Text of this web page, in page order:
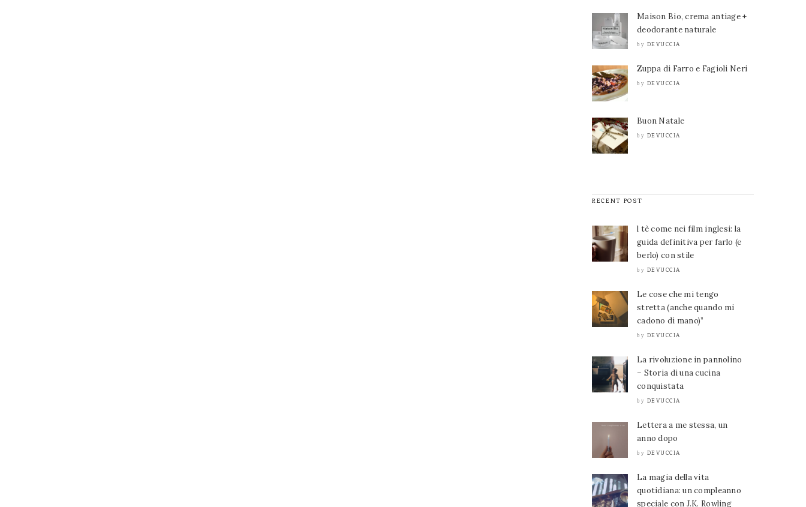
Maison Bio, crema antiage +
deodorante naturale
by DEVUCCIA
Zuppa di Farro e Fagioli Neri
by DEVUCCIA
Buon Natale
by DEVUCCIA
RECENT POST
l tè come nei film inglesi: la
guida definitiva per farlo (e
berlo) con stile
by DEVUCCIA
Le cose che mi tengo
stretta (anche quando mi
cadono di mano)”
by DEVUCCIA
La rivoluzione in pannolino
– Storia di una cucina
conquistata
by DEVUCCIA
Lettera a me stessa, un
anno dopo
by DEVUCCIA
La magia della vita
quotidiana: un compleanno
speciale con J.K. Rowling